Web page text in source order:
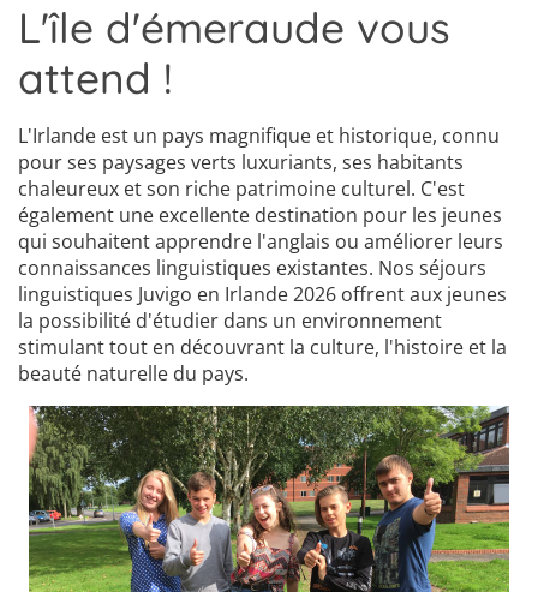
L'île d'émeraude vous
attend !
L'Irlande est un pays magnifique et historique, connu
pour ses paysages verts luxuriants, ses habitants
chaleureux et son riche patrimoine culturel. C'est
également une excellente destination pour les jeunes
qui souhaitent apprendre l'anglais ou améliorer leurs
connaissances linguistiques existantes. Nos séjours
linguistiques Juvigo en Irlande 2026 offrent aux jeunes
la possibilité d'étudier dans un environnement
stimulant tout en découvrant la culture, l'histoire et la
beauté naturelle du pays.